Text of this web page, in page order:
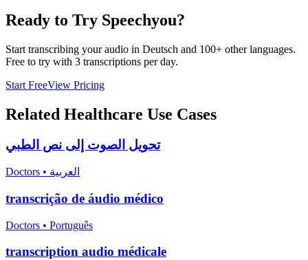
Ready to Try Speechyou?
Start transcribing your audio in Deutsch and 100+ other languages.
Free to try with 3 transcriptions per day.
Start FreeView Pricing
Related Healthcare Use Cases
تحويل الصوت إلى نص الطبي
Doctors • العربية
transcrição de áudio médico
Doctors • Português
transcription audio médicale